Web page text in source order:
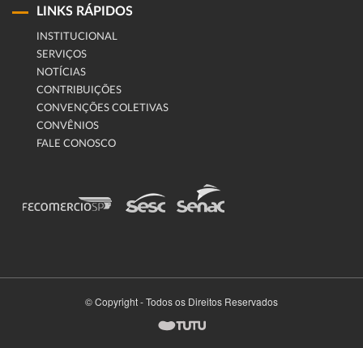
LINKS RÁPIDOS
INSTITUCIONAL
SERVIÇOS
NOTÍCIAS
CONTRIBUIÇÕES
CONVENÇÕES COLETIVAS
CONVÊNIOS
FALE CONOSCO
© Copyright - Todos os Direitos Reservados